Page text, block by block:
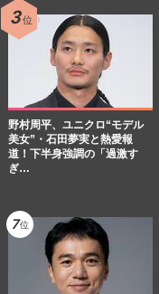
野村周平、ユニクロ“モデル
美女”・石田夢実と熱愛報
道！下半身強調の「過激す
ぎ…